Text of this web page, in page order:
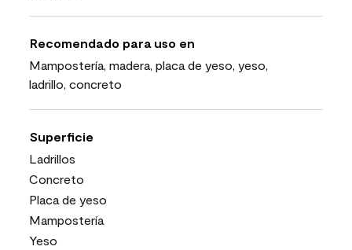
Recomendado para uso en
Mampostería, madera, placa de yeso, yeso,
ladrillo, concreto
Superficie
Ladrillos
Concreto
Placa de yeso
Mampostería
Yeso